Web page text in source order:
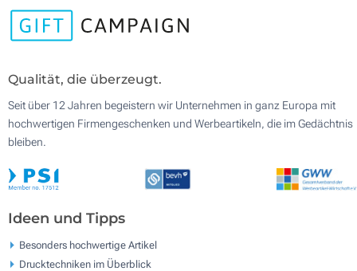
Qualität, die überzeugt.
Seit über 12 Jahren begeistern wir Unternehmen in ganz Europa mit
hochwertigen Firmengeschenken und Werbeartikeln, die im Gedächtnis
bleiben.
Ideen und Tipps
Besonders hochwertige Artikel
Drucktechniken im Überblick